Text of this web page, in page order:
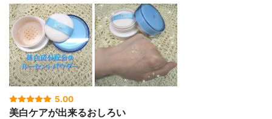
5.00
美白ケアが出来るおしろい